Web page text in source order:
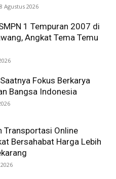
8 Agustus 2026
1 Tempuran 2007 di
Angkat Tema Temu
Fokus Berkarya
Bangsa Indonesia
Transportasi Online
Bersahabat Harga Lebih